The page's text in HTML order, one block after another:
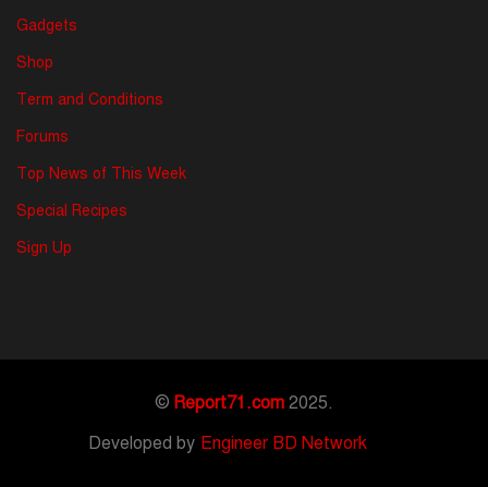
Gadgets
Shop
Term and Conditions
Forums
Top News of This Week
Special Recipes
Sign Up
© Report71.com2025.
Developed by Engineer BD Network